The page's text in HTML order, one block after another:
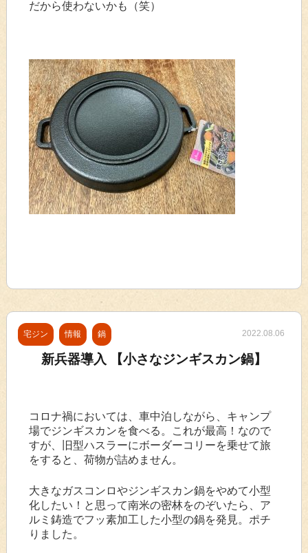
だから使わないかも（笑）
宅ジン 情報 鍋 2022.08.06
新兵器導入 【小さなジンギスカン鍋】
コロナ禍においては、車中泊しながら、キャンプ
場でジンギスカンを食べる。これが最高！なので
すが、旧型ハスラーにボーダーコリーを乗せて旅
をすると、荷物が詰めません。
大きなガスコンロやジンギスカン鍋をやめて小型
化したい！と思って南米の密林をのぞいたら、ア
ルミ鋳造でフッ素加工した小型の鍋を発見。ポチ
りました。